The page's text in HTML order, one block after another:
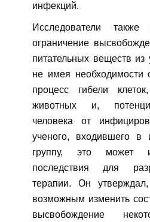
инфекций.
Исследователи
ограничение
питательных веществ из
не имея необходимости
процесс гибели
животных и,
человека от
ученого, входившего в
группу, это может
последствия для
терапии. Он
возможным изменить
высвобождение